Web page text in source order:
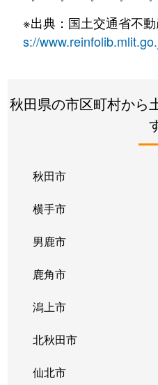
※出典：国土交通省不
s://
秋田県の市区町村から
秋田市
横手市
男鹿市
鹿角市
潟上市
北秋田市
仙北市